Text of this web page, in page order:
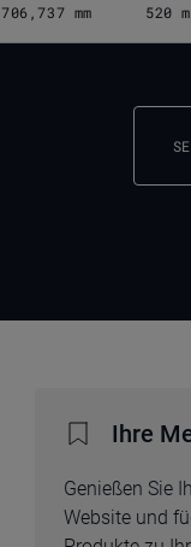
706,737 mm 520
Ihre
Genießen Sie
Website und